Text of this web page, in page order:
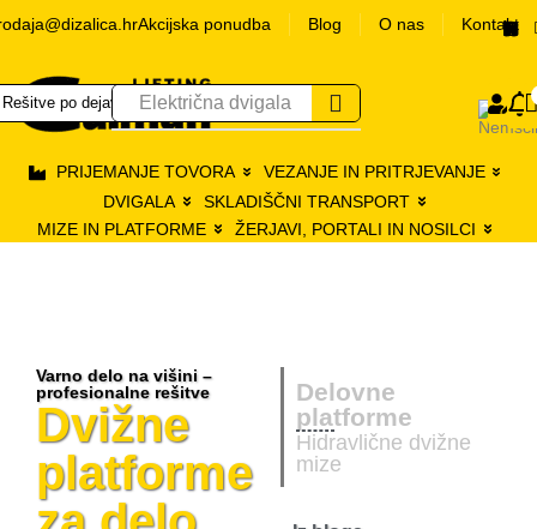
Akcijska ponudba Blog O nas Kontakt
Rešitve po dejavnostihElektrična dvigala 0
PRIJEMANJE TOVORA
VEZANJE IN PRITRJEVANJE
DVIGALA
SKLADIŠČNI TRANSPORT
MIZE IN PLATFORME
ŽERJAVI, PORTALI IN NOSILCI
Varno delo na višini –
profesionalne rešitve
Dvižne
platforme
Delovne
platforme
Hidravlične dvižne
mize